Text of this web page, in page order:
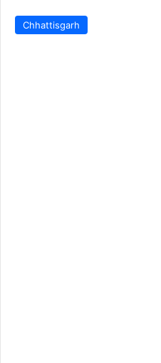
Chhattisgarh